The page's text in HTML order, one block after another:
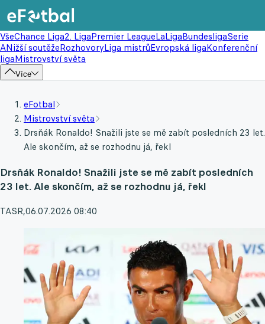
VšeChance Liga2. LigaPremier LeagueLaLigaBundesligaSerie
ANižší soutěžeRozhovoryLiga mistrůEvropská ligaKonferenční
ligaMistrovství světa
Více
eFotbal
Mistrovství světa
Drsňák Ronaldo! Snažili jste se mě zabít posledních 23 let.
Ale skončím, až se rozhodnu já, řekl
Drsňák Ronaldo! Snažili jste se mě zabít posledních
23 let. Ale skončím, až se rozhodnu já, řekl
TASR,06.07.2026 08:40